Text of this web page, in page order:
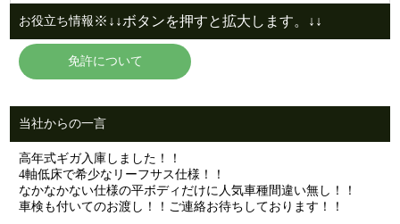
お役立ち情報 ※↓↓ボタンを押すと拡大します。↓↓
免許について
当社からの一言
高年式ギガ入庫しました！！
4軸低床で希少なリーフサス仕様！！
なかなかない仕様の平ボディだけに人気車種間違い無し！！
車検も付いてのお渡し！！ご連絡お待ちしております！！